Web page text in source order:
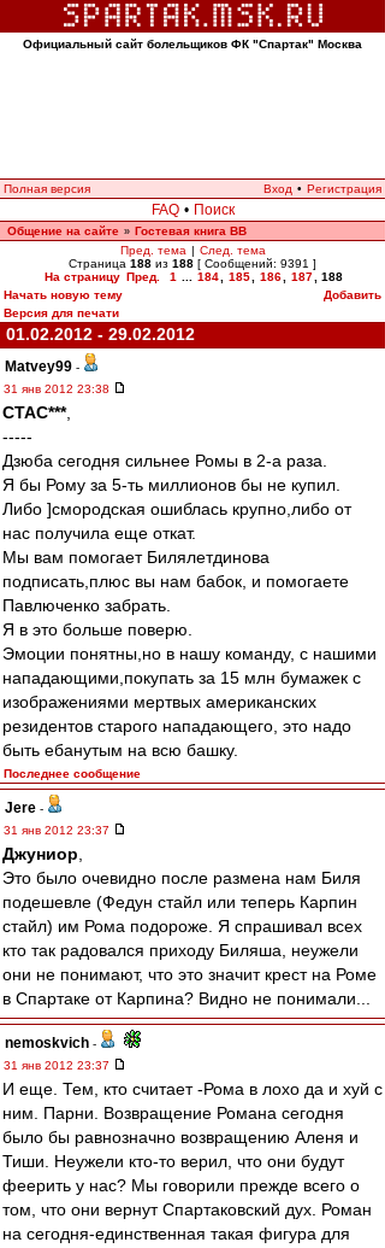
Официальный сайт болельщиков ФК "Спартак" Москва
Полная версия Вход • Регистрация
FAQ • Поиск
Общение на сайте » Гостевая книга ВВ
Пред. тема | След. тема
Страница 188 из 188 [ Сообщений: 9391 ]
На страницу Пред. 1 184 185 186 187
188
Начать новую тему
Добавить
Версия для печати
01.02.2012 - 29.02.2012
Matvey99 -
31 янв 2012 23:38
CTAC***,
-----
Дзюба сегодня сильнее Ромы в 2-а раза.
Я бы Рому за 5-ть миллионов бы не купил.
Либо ]смородская ошиблась крупно,либо от
нас получила еще откат.
Мы вам помогает Билялетдинова
подписать,плюс вы нам бабок, и помогаете
Павлюченко забрать.
Я в это больше поверю.
Эмоции понятны,но в нашу команду, с нашими
нападающими,покупать за 15 млн бумажек с
изображениями мертвых американских
резидентов старого нападающего, это надо
быть ебанутым на всю башку.
Последнее сообщение
Jere -
31 янв 2012 23:37
Джуниор
Это было очевидно после размена нам Биля
подешевле (Федун стайл или теперь Карпин
стайл) им Рома подороже. Я спрашивал всех
кто так радовался приходу Биляша, неужели
они не понимают, что это значит крест на Роме
в Спартаке от Карпина? Видно не понимали...
nemoskvich -
31 янв 2012 23:37
И еще. Тем, кто считает -Рома в лохо да и хуй с
ним. Парни. Возвращение Романа сегодня
было бы равнозначно возвращению Аленя и
Тиши. Неужели кто-то верил, что они будут
феерить у нас? Мы говорили прежде всего о
том, что они вернут Спартаковский дух. Роман
на сегодня-единственная такая фигура для